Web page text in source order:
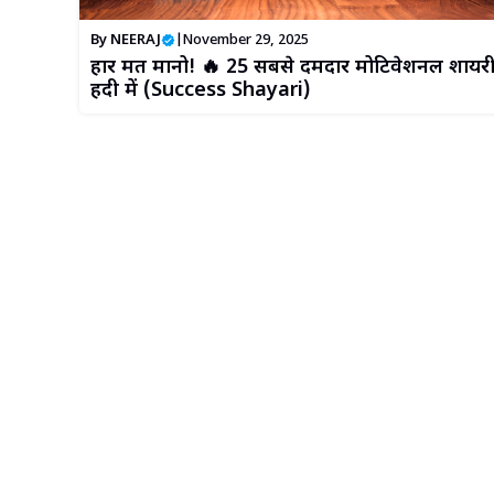
By NEERAJ November 29, 2025
हार मत मानो! 🔥 25 सबसे दमदार मोटिवेशनल
हिंदी में (Success Shayari)